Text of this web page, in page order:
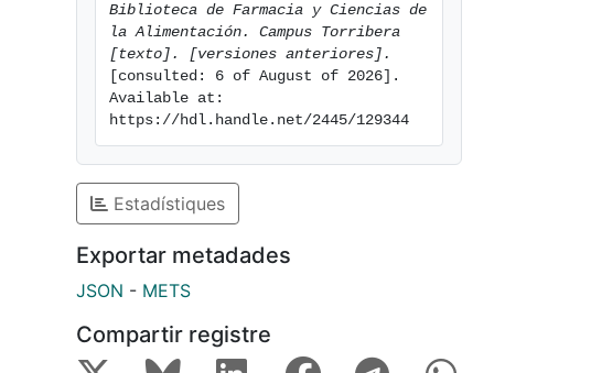
Biblioteca de Farmacia y Ciencias de
la Alimentación. Campus Torribera
[texto]. [versiones anteriores].
[consulted: 6 of August of 2026].
Available at:
https://hdl.handle.net/2445/129344
Estadístiques
Exportar metadades
JSON - METS
Compartir registre